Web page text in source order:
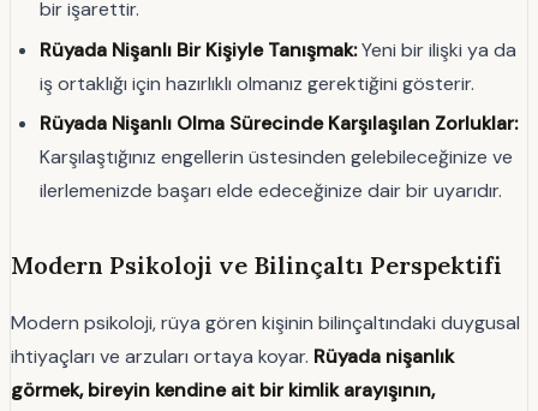
bir işarettir.
Rüyada Nişanlı Bir Kişiyle Tanışmak:Yeni bir ilişki ya da
iş ortaklığı için hazırlıklı olmanız gerektiğini gösterir.
Rüyada Nişanlı Olma Sürecinde Karşılaşılan Zorluklar:
Karşılaştığınız engellerin üstesinden gelebileceğinize ve
ilerlemenizde başarı elde edeceğinize dair bir uyarıdır.
Modern Psikoloji ve Bilinçaltı Perspektifi
Modern psikoloji, rüya gören kişinin bilinçaltındaki duygusal
ihtiyaçları ve arzuları ortaya koyar. Rüyada nişanlık
görmek, bireyin kendine ait bir kimlik arayışının,